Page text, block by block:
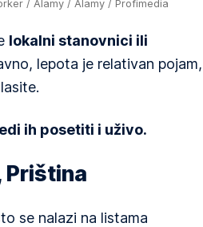
/ Alamy / Alamy / Profimedia
lokalni stanovnici ili
lepota je relativan pojam,
ih posetiti i uživo.
Priština
se nalazi na listama